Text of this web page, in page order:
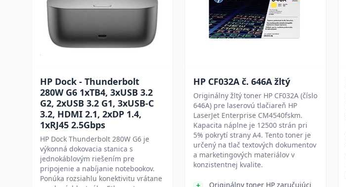
HP Dock - Thunderbolt
280W G6 1xTB4, 3xUSB 3.2
G2, 2xUSB 3.2 G1, 3xUSB-C
3.2, HDMI 2.1, 2xDP 1.4,
1xRJ45 2.5Gbps
HP Dock Thunderbolt 280W G6 je
výkonná dokovacia stanica s
jednokáblovým riešením pre
pripojenie a nabíjanie notebookov.
Ponúka rozsiahlu konektivitu vrátane
HP CF032A č. 646A žltý
Originálny žltý toner HP CF032A (číslo
646A) pre laserovú tlačiareň HP
LaserJet Enterprise CM4540fskm.
Kapacita náplne je 12500 strán pri
5% pokrytí strany A4. Tento toner je
určený na tlač textových dokumentov
a marketingových materiálov v
konzistentnej kvalite.
Originálny toner HP zaručujúci